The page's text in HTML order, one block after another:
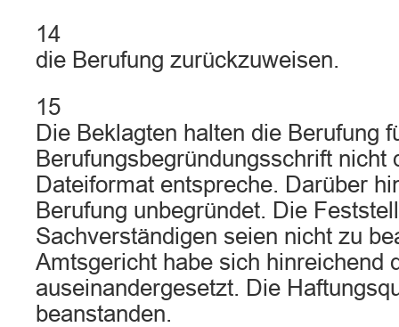
14
die Berufung zurückzuweisen.
15
Die Beklagten halten die Berufung
Berufungsbegründungsschrift nicht
Dateiformat entspreche. Darüber
Berufung unbegründet. Die
Sachverständigen seien nicht zu
Amtsgericht habe sich hinreichend
auseinandergesetzt. Die
beanstanden.